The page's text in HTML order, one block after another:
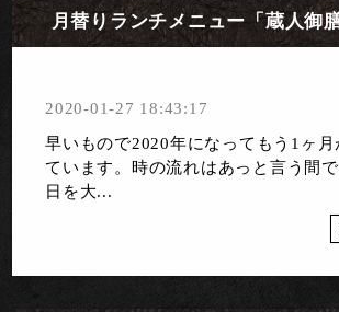
月替りランチメニュー「蔵人御
2020-01-27 18:43:17
早いもので2020年になってもう1ヶ月
ています。時の流れはあっと言う間
日を大...